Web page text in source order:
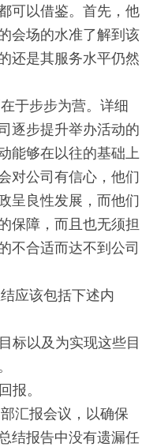
可以借鉴。首先，他
会场的水准了解到该
还是其服务水平仍然
于步步为营。详细
逐步提升举办活动的
能够在以往的基础上
对公司有信心，他们
呈良性发展，而他们
保障，而且也无须担
不合适而达不到公司
应该包括下述内
标以及为实现这些目
报。
汇报会议，以确保
结报告中没有遗漏任